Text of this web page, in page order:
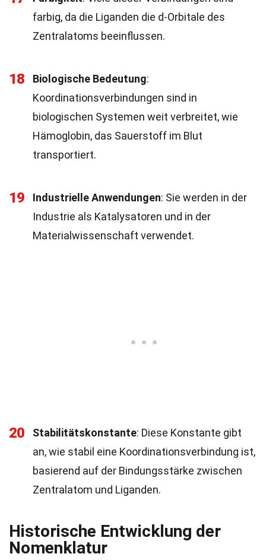
farbig, da die Liganden die d-Orbitale des
Zentralatoms beeinflussen.
18 Biologische Bedeutung:
Koordinationsverbindungen sind in
biologischen Systemen weit verbreitet, wie
Hämoglobin, das Sauerstoff im Blut
transportiert.
19 Industrielle Anwendungen: Sie werden in der
Industrie als Katalysatoren und in der
Materialwissenschaft verwendet.
20 Stabilitätskonstante: Diese Konstante gibt
an, wie stabil eine Koordinationsverbindung ist,
basierend auf der Bindungsstärke zwischen
Zentralatom und Liganden.
Historische Entwicklung der
Nomenklatur